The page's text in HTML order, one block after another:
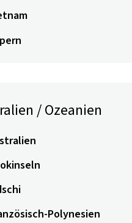
/ Ozeanien
Polynesien